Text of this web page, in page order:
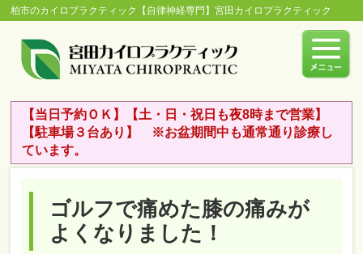
柏市のカイロプラクティック【自律神経専門】宮田カイロプラクティック
【当日予約ＯＫ】【土・日・祝日も夜8時まで営業】
【駐車場３台あり】 ※お盆期間中も通常通り診療し
ています。
ゴルフで痛めた膝の痛みが
よくなりました！